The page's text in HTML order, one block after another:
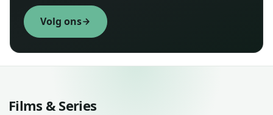
Volg ons
Films & Series